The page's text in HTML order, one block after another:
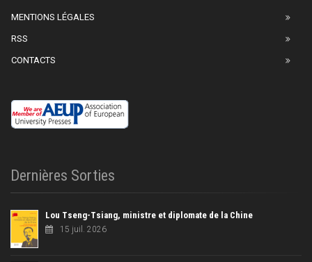
MENTIONS LÉGALES
RSS
CONTACTS
Dernières Sorties
Lou Tseng-Tsiang, ministre et diplomate de la Chine
15 juil. 2026